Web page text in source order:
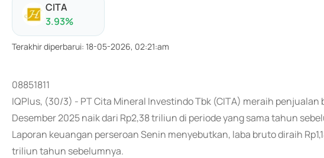
CITA
3.93%
Terakhir diperbarui: 18-05-2026, 02:21:am
08851811
IQPlus, (30/3) - PT Cita Mineral Investindo Tbk (CITA) meraih penjualan
Desember 2025 naik dari Rp2,38 triliun di periode yang sama tahun
Laporan keuangan perseroan Senin menyebutkan, laba bruto diraih
triliun tahun sebelumnya.